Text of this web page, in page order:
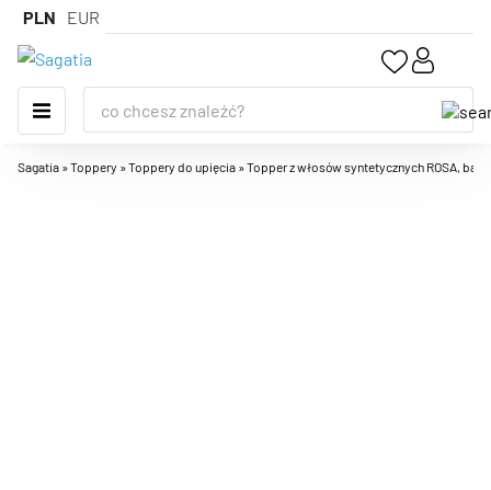
PLN EUR
Sagatia »Toppery »Toppery do upięcia »Topper z włosów syntetycznych ROSA,